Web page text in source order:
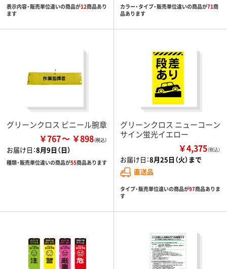
表示内容・販売単位違いの商品が12商品あり
ます
カラー・タイプ・販売単位違いの商品が71商
品あります
グリーンクロス ビニール腕章
￥767 ￥898
お届け日：8月9日（日）
種類・販売単位違いの商品が55商品あります
グリーンクロス ニューコーン
サイン蛍光イエロー
￥4,375（税込）
お届け日：8月25日（火）まで
直送品
タイプ・販売単位違いの商品が97商品ありま
す